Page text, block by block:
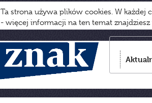
Ta strona używa plików cookies. W
- więcej informacji na ten temat